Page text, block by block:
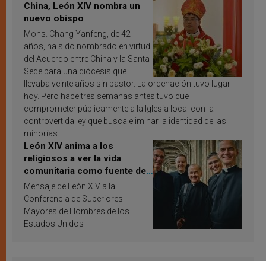
China, León XIV nombra un
nuevo obispo
Mons. Chang Yanfeng, de 42
años, ha sido nombrado en virtud
del Acuerdo entre China y la Santa
Sede para una diócesis que
llevaba veinte años sin pastor. La ordenación tuvo lugar
hoy. Pero hace tres semanas antes tuvo que
comprometer públicamente a la Iglesia local con la
controvertida ley que busca eliminar la identidad de las
minorías.
León XIV anima a los
religiosos a ver la vida
comunitaria como fuente de
inspiración y santificación
Mensaje de León XIV a la
Conferencia de Superiores
Mayores de Hombres de los
Estados Unidos